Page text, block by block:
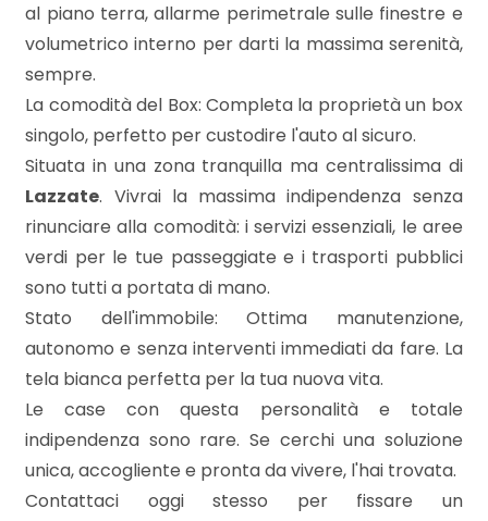
al piano terra, allarme perimetrale sulle finestre e
volumetrico interno per darti la massima serenità,
sempre.
La comodità del Box: Completa la proprietà un box
singolo, perfetto per custodire l'auto al sicuro.
Situata in una zona tranquilla ma centralissima di
Lazzate. Vivrai la massima indipendenza senza
rinunciare alla comodità: i servizi essenziali, le aree
verdi per le tue passeggiate e i trasporti pubblici
sono tutti a portata di mano.
Stato dell'immobile: Ottima manutenzione,
autonomo e senza interventi immediati da fare. La
tela bianca perfetta per la tua nuova vita.
Le case con questa personalità e totale
indipendenza sono rare. Se cerchi una soluzione
unica, accogliente e pronta da vivere, l'hai trovata.
Contattaci oggi stesso per fissare un
2
4
5
5+
Camere
minime
Qualsiasi
1